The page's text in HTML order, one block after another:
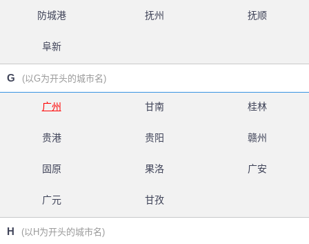
防城港 抚州 抚顺
阜新
G (以G为开头的城市名)
广州 甘南 桂林
贵港 贵阳 赣州
固原 果洛 广安
广元 甘孜
H (以H为开头的城市名)